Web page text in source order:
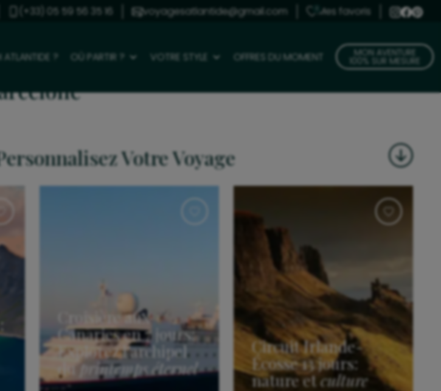
(+33) 05 59 56 35 16 voyagesatlantide@gmail.com Mes favoris
? OÙ PARTIR ? VOTRE STYLE OFFRES DU MOMENT MON AVENTURE
100% SUR MESURE
Votre Voyage
Croisière aux
Canaries en 7 jours:
Explorez l’archipel
duprintemps éternel
Circuit Irlande-
Écosse 13 jours:
nature etculture